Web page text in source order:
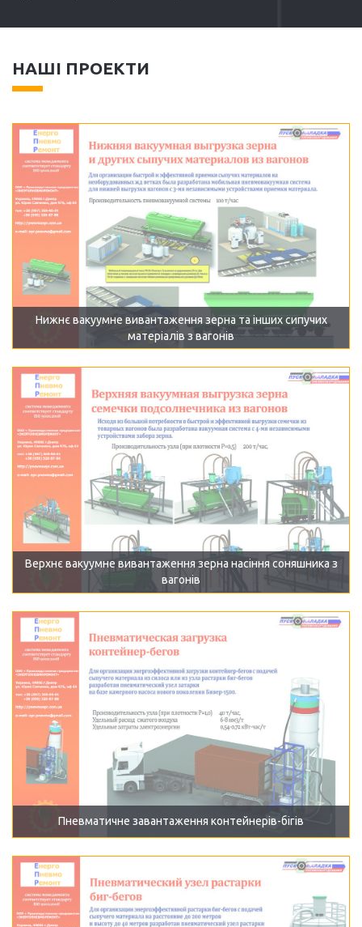
НАШІ ПРОЕКТИ
Нижнє вакуумне вивантаження зерна та інших сипучих
матеріалів з вагонів
Верхнє вакуумне вивантаження зерна насіння соняшника з
вагонів
Пневматичне завантаження контейнерів-бігів